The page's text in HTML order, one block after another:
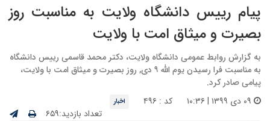
پیام رییس دانشگاه ولایت به مناسبت روز
بصیرت و میثاق امت با ولایت
به گزارش روابط عمومی دانشگاه ولایت، دکتر محمد قاسمی رییس دانشگاه
به مناسبت فرا رسیدن یوم الله ۹ دی, روز بصیرت و میثاق امت با ولایت،
پیامی صادر کرد.
کد : ۴۹۶ اخبار
تعداد بازدید:۶۵۹